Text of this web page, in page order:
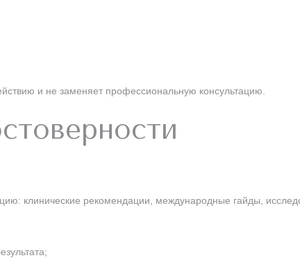
и не заменяет профессиональную консультацию.
клинические рекомендации, международные гайды,